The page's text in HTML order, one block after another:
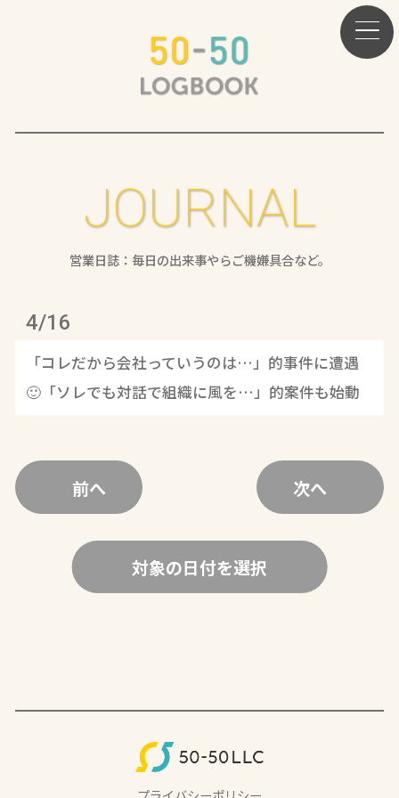
JOURNAL
営業日誌：毎日の出来事やらご機嫌具合など。
4/16
「コレだから会社っていうのは…」的事件に遭遇
🙂「ソレでも対話で組織に風を…」的案件も始動
前へ 次へ
対象の日付を選択